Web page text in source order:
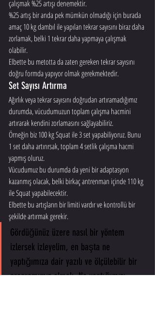
çalışmak %25 artışı denemektir.
%25 artış bir anda pek mümkün olmadığı için burada
amaç 10 kg dambıl ile yapılan tekrar sayısını biraz daha
zorlamak, belki 1 tekrar daha yapmaya çalışmak
olabilir.
Elbette bu metotta da zaten gereken tekrar sayısını
doğru formda yapıyor olmak gerekmektedir.
Set Sayısı Artırma
Ağırlık veya tekrar sayısını doğrudan artıramadığımız
durumda, vücudumuzun toplam çalışma hacmini
artırarak kendini zorlamasını sağlayabiliriz.
Örneğin biz 100 kg Squat ile 3 set yapabiliyoruz. Bunu
1 set daha artırırsak, toplam 4 setlik çalışma hacmi
yapmış oluruz.
Vücudumuz bu durumda da yeni bir adaptasyon
kazanmış olacak, belki birkaç antrenman içinde 110 kg
ile Squat yapabilecektir.
Elbette bu artışların bir limiti vardır ve kontrollü bir
şekilde artırmak gerekir.
Gördüğünüz üzere nasıl bir yöntem
izlersek izleyelim, en başta ne
yaptığımıza dair yazılı ve ölçülebilir bir
programımız olmalı. Ne yaptığımızı